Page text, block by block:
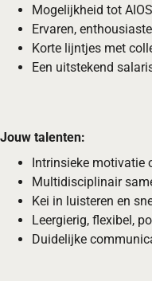
Mogelijkheid tot
Ervaren,
Korte lijntjes met
Een uitstekend
Jouw talenten:
Intrinsieke motivatie
Multidisciplinair
Kei in luisteren en
Leergierig, flexibel,
Duidelijke